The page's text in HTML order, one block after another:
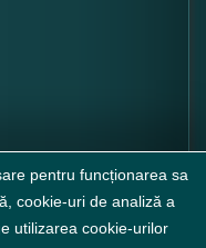
pentru funcționarea sa
cookie-uri de analiză a
utilizarea cookie-urilor